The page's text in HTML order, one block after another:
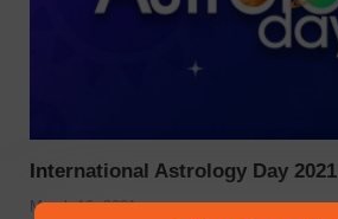
International Astrology Day 2021
March 19, 2021